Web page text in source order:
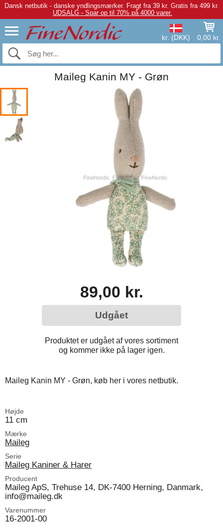
Dansk netbutik - danske yndlingsmærker. Fragt fra 39 kr. Gratis fra 499 kr.
UDSALG - Spar op til 70% på 4000 varer.
kr. (DKK) 0,00 kr.
Maileg Kanin MY - Grøn
89,00 kr.
Udgået
Produktet er udgået af vores sortiment
og kommer ikke på lager igen.
Maileg Kanin MY - Grøn, køb her i vores netbutik.
Højde
11 cm
Mærke
Maileg
Serie
Maileg Kaniner & Harer
Producent
Maileg ApS, Trehuse 14, DK-7400 Herning, Danmark,
info@maileg.dk
Varenummer
16-2001-00